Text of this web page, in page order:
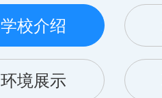
学校介绍
环境展示